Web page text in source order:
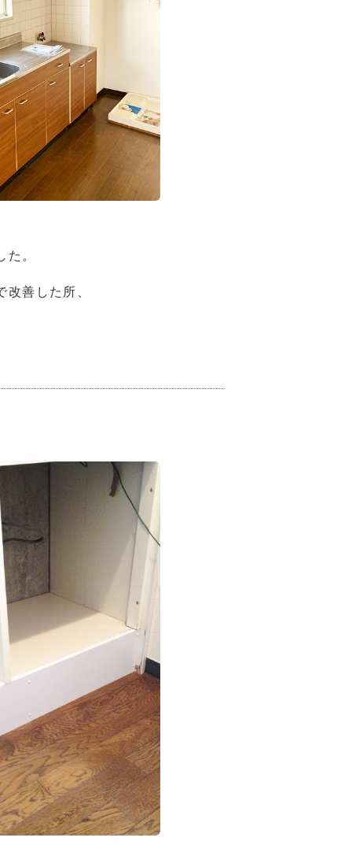
。
善した所、